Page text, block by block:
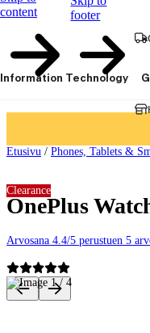
content
footer
Information Technology
Etusivu / Phones, Tablets &
OnePlus
Arvosana 4.4/5 perustuen 5
Clearance
Product images and